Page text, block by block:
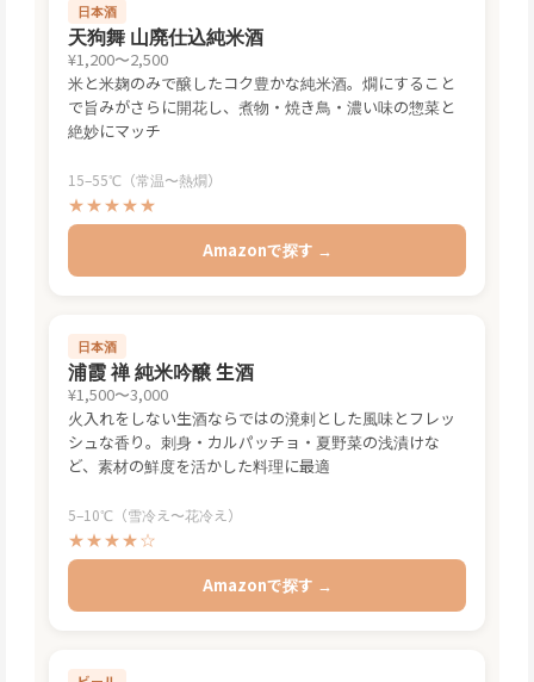
日本酒
天狗舞 山廃仕込純米酒
¥1,200〜2,500
米と米麹のみで醸したコク豊かな純米酒。燗にすること
で旨みがさらに開花し、煮物・焼き鳥・濃い味の惣菜と
絶妙にマッチ
15–55℃（常温〜熱燗）
★★★★★
Amazonで探す →
日本酒
浦霞 禅 純米吟醸 生酒
¥1,500〜3,000
火入れをしない生酒ならではの溌剌とした風味とフレッ
シュな香り。刺身・カルパッチョ・夏野菜の浅漬けな
ど、素材の鮮度を活かした料理に最適
5–10℃（雪冷え〜花冷え）
★★★★☆
Amazonで探す →